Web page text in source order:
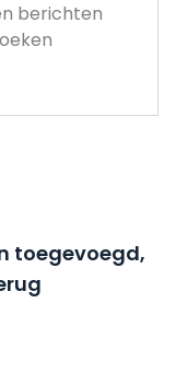
berichten
toegevoegd,